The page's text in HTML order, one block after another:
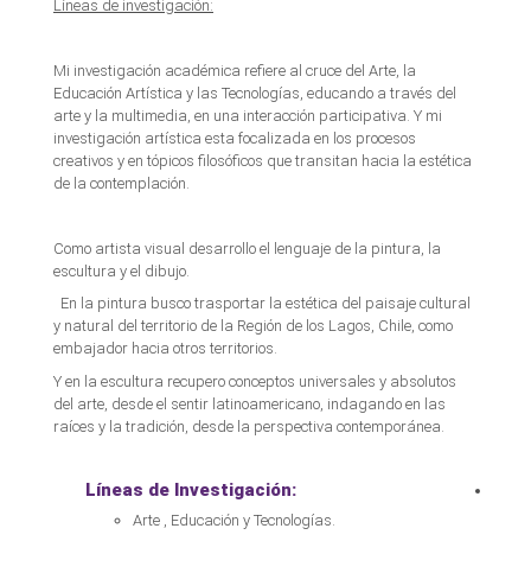
Líneas de investigación:
Mi investigación académica refiere al cruce del Arte, la
Educación Artística y las Tecnologías, educando a través del
arte y la multimedia, en una interacción participativa. Y mi
investigación artística esta focalizada en los procesos
creativos y en tópicos filosóficos que transitan hacia la estética
de la contemplación.
Como artista visual desarrollo el lenguaje de la pintura, la
escultura y el dibujo.
En la pintura busco trasportar la estética del paisaje cultural
y natural del territorio de la Región de los Lagos, Chile, como
embajador hacia otros territorios.
Y en la escultura recupero conceptos universales y absolutos
del arte, desde el sentir latinoamericano, indagando en las
raíces y la tradición, desde la perspectiva contemporánea.
Líneas de Investigación:
Arte , Educación y Tecnologías.